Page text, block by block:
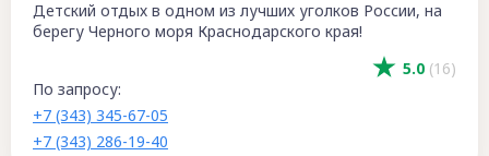
5.0 (16)
Детский отдых в одном из лучших уголков России, на
берегу Черного моря Краснодарского края!
По запросу:
+7 (343) 345-67-05
+7 (343) 286-19-40